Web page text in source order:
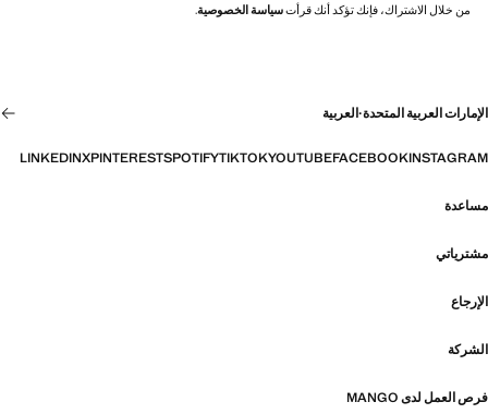
من خلال الاشتراك، فإنك تؤكد أنك قرأتسياسة الخصوصية.
الإمارات العربية المتحدة·العربية
INSTAGRAM
FACEBOOK
YOUTUBE
TIKTOK
SPOTIFY
PINTEREST
X
LINKEDIN
مساعدة
مشترياتي
الإرجاع
الشركة
فرص العمل لدى MANGO